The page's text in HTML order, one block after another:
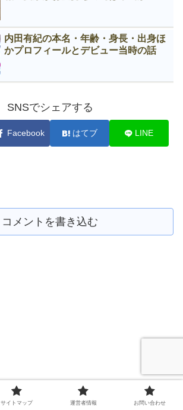
内田有紀の本名・年齢・身長・出身ほ
かプロフィールとデビュー当時の話
SNSでシェアする
Facebook はてブ LINE
コメントを書き込む
サイトマップ 運営者情報 お問い合わせ